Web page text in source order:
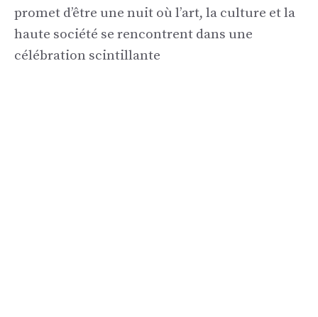
promet d’être une nuit où l’art, la culture et la
haute société se rencontrent dans une
célébration scintillante